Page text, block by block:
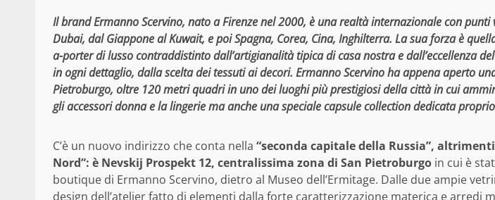
Il brand Ermanno Scervino, nato a Firenze nel 2000, è una realtà internazionale con
Dubai, dal Giappone al Kuwait, e poi Spagna, Corea, Cina, Inghilterra. La sua forza è
a-porter di lusso contraddistinto dall’artigianalità tipica di casa nostra e dall’eccellenza
in ogni dettaglio, dalla scelta dei tessuti ai decori. Ermanno Scervino ha appena aperto
Pietroburgo, oltre 120 metri quadri in uno dei luoghi più prestigiosi della città in cui
gli accessori donna e la lingerie ma anche una speciale capsule collection dedicata
C’è un nuovo indirizzo che conta nella “seconda capitale della Russia”,
Nord”: è Nevskij Prospekt 12, centralissima zona di San Pietroburgo in cui è
boutique di Ermanno Scervino, dietro al Museo dell’Ermitage. Dalle due ampie
design dell’atelier fatto di elementi dalla forte caratterizzazione materica e arredi